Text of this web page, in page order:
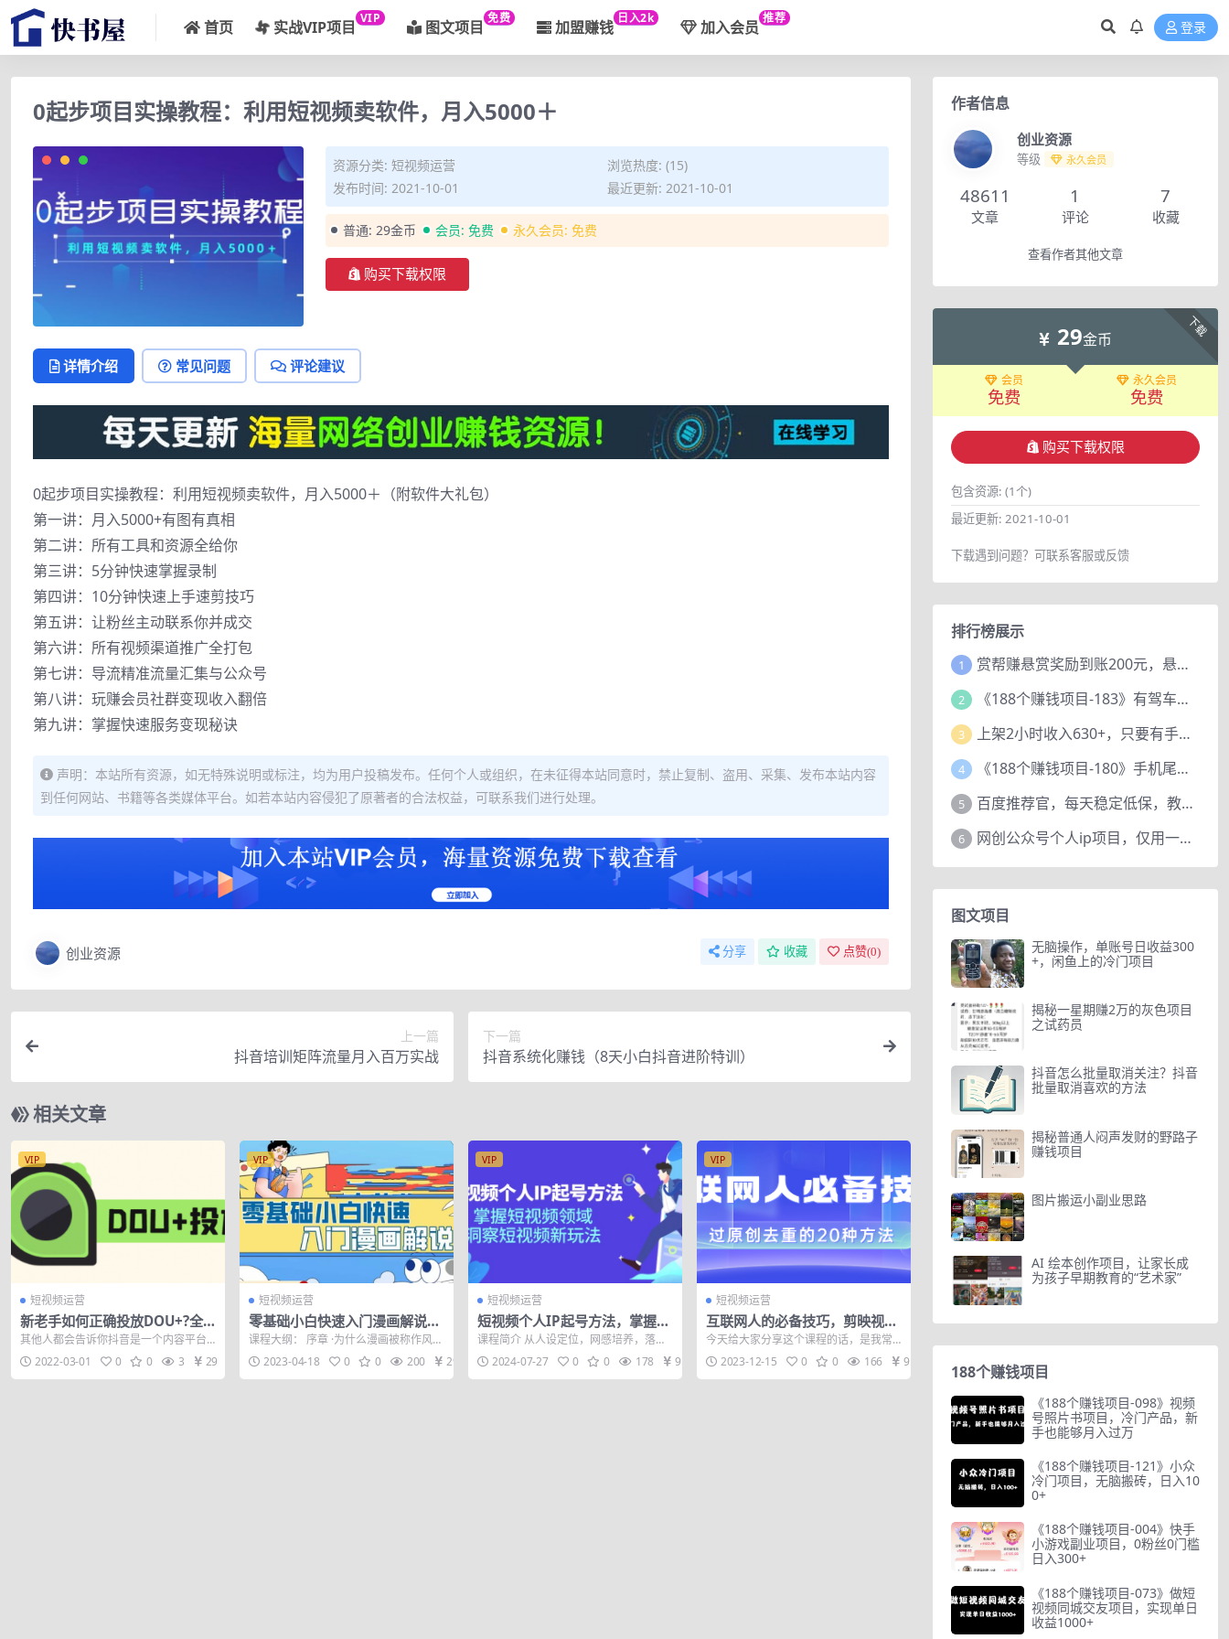
首页 实战VIP项目 VIP 图文项目 免费 加盟赚钱 日入2k 加入会员 推荐
登录
0起步项目实操教程：利用短视频卖软件，月入5000＋
资源分类: 短视频运营
浏览热度: (15)
发布时间: 2021-10-01
最近更新: 2021-10-01
普通: 29金币 会员: 免费 永久会员: 免费
购买下载权限
详情介绍 常见问题 评论建议
0起步项目实操教程：利用短视频卖软件，月入5000＋（附软件大礼包）
第一讲：月入5000+有图有真相
第二讲：所有工具和资源全给你
第三讲：5分钟快速掌握录制
第四讲：10分钟快速上手速剪技巧
第五讲：让粉丝主动联系你并成交
第六讲：所有视频渠道推广全打包
第七讲：导流精准流量汇集与公众号
第八讲：玩赚会员社群变现收入翻倍
第九讲：掌握快速服务变现秘诀
声明：本站所有资源，如无特殊说明或标注，均为用户投稿发布。任何个人或组织，在未征得本站同意时，禁止复制、盗用、采集、发布本站内容
到任何网站、书籍等各类媒体平台。如若本站内容侵犯了原著者的合法权益，可联系我们进行处理。
创业资源 分享 收藏 点赞(0)
上一篇
抖音培训矩阵流量月入百万实战
下一篇
抖音系统化赚钱（8天小白抖音进阶特训）
相关文章
VIP
短视频运营
新老手如何正确投放DOU+?全
面提升流量和运营效率
其他人都会告诉你抖音是一个内容平台
要好好做内容，错了么?没错 但是其他人
鲜少告诉...
2022-03-01 0 0 3 29
VIP
短视频运营
零基础小白快速入门漫画解说，
从零掌握漫画解说全过程（9节
视频课）
课程大纲： 序章 ·为什么漫画被称作风口
·漫画解说与影视解说的优势对比 ·实操...
2023-04-18 0 0 200 29
VIP
短视频运营
短视频个人IP起号方法，掌握
短视频领域，洞察 短视频新玩法
（68节完整）
课程简介 从人设定位，网感培养，落地
实操三个纬度手把手教你如何从零到一
打造个人I...
2024-07-27 0 0 178 9.9
VIP
短视频运营
互联网人的必备技巧，剪映视频
剪辑的20种去重方法，小白也能
通过二创过原创
今天给大家分享这个课程的话，是我常
用的剪辑里面的 20 种去重的办法，希望
可以帮...
2023-12-15 0 0 166 9.9
作者信息
创业资源
等级 永久会员
48611
文章
1
评论
7
收藏
查看作者其他文章
下载
29金币
会员
免费
永久会员
免费
购买下载权限
包含资源: (1个)
最近更新: 2021-10-01
下载遇到问题？可联系客服或反馈
排行榜展示
1 赏帮赚悬赏奖励到账200元，悬赏任务多劳多得，人人可做。
2 《188个赚钱项目-183》有驾车评项目，动动小手，复制粘贴赚44元！
3 上架2小时收入630+，只要有手就能做的AI搞钱项目，奶奶看完都能学会!
4 《188个赚钱项目-180》手机尾号测试评分项目，短视频直播日赚200+
5 百度推荐官，每天稳定低保，教程赠上
6 网创公众号个人ip项目，仅用一篇文章做到全网引流！
图文项目
无脑操作，单账号日收益300
+，闲鱼上的冷门项目
揭秘一星期赚2万的灰色项目
之试药员
抖音怎么批量取消关注？抖音
批量取消喜欢的方法
揭秘普通人闷声发财的野路子
赚钱项目
图片搬运小副业思路
AI 绘本创作项目，让家长成
为孩子早期教育的“艺术家”
188个赚钱项目
《188个赚钱项目-098》视频
号照片书项目，冷门产品，新
手也能够月入过万
《188个赚钱项目-121》小众
冷门项目，无脑搬砖，日入10
0+
《188个赚钱项目-004》快手
小游戏副业项目，0粉丝0门槛
日入300+
《188个赚钱项目-073》做短
视频同城交友项目，实现单日
收益1000+